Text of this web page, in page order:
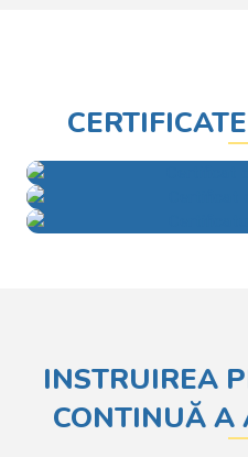
INSTRUIREA
CONTINUĂ A